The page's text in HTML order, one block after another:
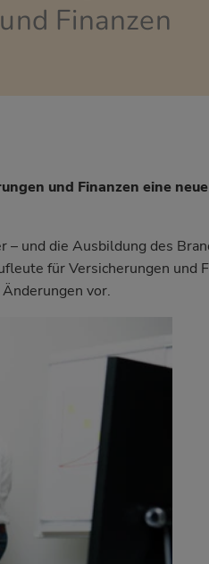
Finanzen
und Finanzen eine
und die Ausbildung des
für Versicherungen und
vor.